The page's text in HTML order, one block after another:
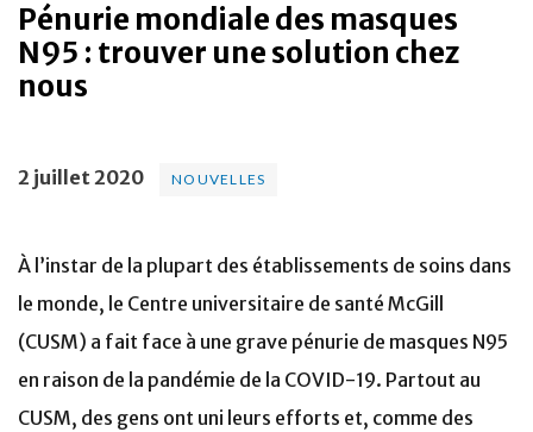
Pénurie mondiale des masques
N95 : trouver une solution chez
nous
2 juillet 2020 NOUVELLES
À l’instar de la plupart des établissements de soins dans
le monde, le Centre universitaire de santé McGill
(CUSM) a fait face à une grave pénurie de masques N95
en raison de la pandémie de la COVID-19. Partout au
CUSM, des gens ont uni leurs efforts et, comme des